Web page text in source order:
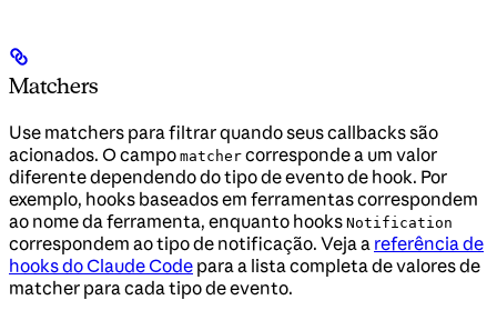
Matchers
Use matchers para filtrar quando seus callbacks são
acionados. O campo matcher corresponde a um valor
diferente dependendo do tipo de evento de hook. Por
exemplo, hooks baseados em ferramentas correspondem
ao nome da ferramenta, enquanto hooks Notification
correspondem ao tipo de notificação. Veja a referência de
hooks do Claude Code para a lista completa de valores de
matcher para cada tipo de evento.